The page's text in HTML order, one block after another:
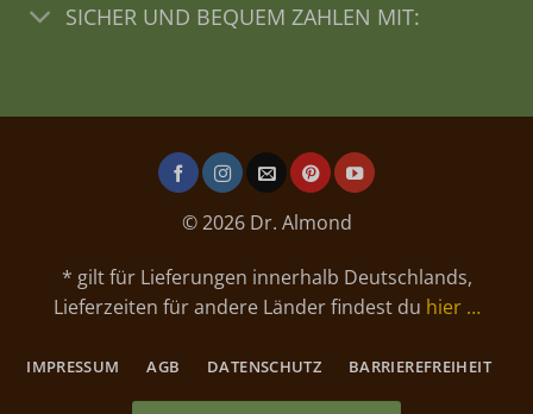
SICHER UND BEQUEM ZAHLEN MIT:
© 2026 Dr. Almond
* gilt für Lieferungen innerhalb Deutschlands,
Lieferzeiten für andere Länder findest du hier …
IMPRESSUM AGB DATENSCHUTZ BARRIEREFREIHEIT